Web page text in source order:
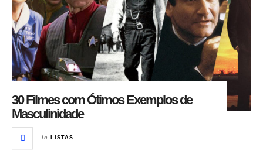
30 Filmes com Ótimos Exemplos de
Masculinidade
in LISTAS